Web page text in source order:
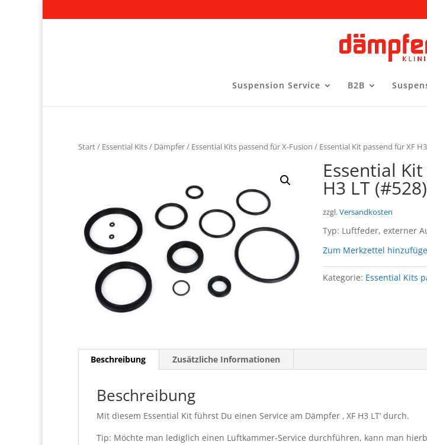
Suspension Service B2B
Start/ Essential Kits/ Dämpfer/ Essential Kits passend für X-Fusion / Essential Kit passend für XF
Essential
H3 LT (#528)
zzgl.Versandkosten
Typ: Luftfeder, externer
Zum Merkzettel
Kategorie: Essential Kits
Beschreibung Zusätzliche Informationen
Beschreibung
Mit diesem Essential Kit führst Du einen Service am Dämpfer ‚ XF H3 LT‘ durch.
Tip: Möchte man lediglich einen Luftkammer-Service durchführen, kann man